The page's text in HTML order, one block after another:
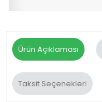
Ürün Açıklaması
Taksit Seçenekleri